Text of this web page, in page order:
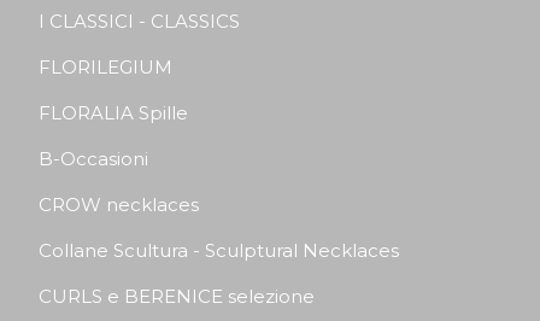
I CLASSICI - CLASSICS
FLORILEGIUM
FLORALIA Spille
B-Occasioni
CROW necklaces
Collane Scultura - Sculptural Necklaces
CURLS e BERENICE selezione